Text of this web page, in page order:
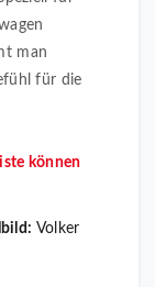
man
für die
können
Volker